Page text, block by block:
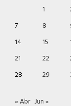
1
7
8
14
15
21
22
28
29
« Abr Jun »